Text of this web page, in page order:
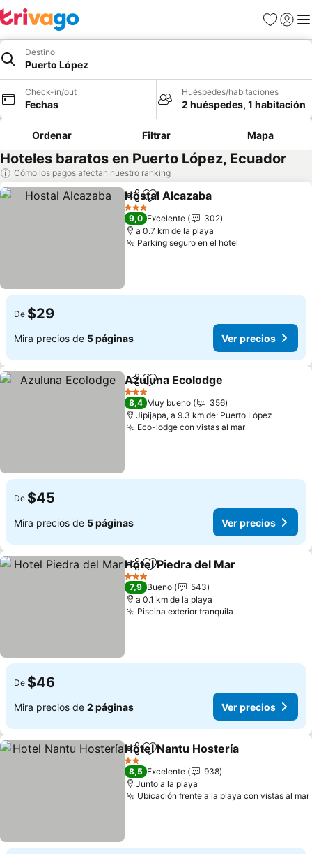
Favoritos
Iniciar
Destino
Puerto López
Check-in/out
Fechas
Huéspedes/habitaciones
2 huéspedes, 1 habitación
Ordenar Filtrar Mapa
Hoteles baratos en Puerto López, Ecuador
Cómo los pagos afectan nuestro ranking
CompartirAgregar a favoritos
Hostal Alcazaba
3 Estrellas
9,0 Excelente
302
a 0.7 km de la playa
Parking seguro en el hotel
De $29
Mira precios de 5 páginas Ver precios
CompartirAgregar a favoritos
Azuluna Ecolodge
3 Estrellas
8,4 Muy bueno
356
Jipijapa, a 9.3 km de: Puerto López
Eco-lodge con vistas al mar
De $45
Mira precios de 5 páginas Ver precios
CompartirAgregar a favoritos
Hotel Piedra del Mar
3 Estrellas
7,9 Bueno
543
a 0.1 km de la playa
Piscina exterior tranquila
De $46
Mira precios de 2 páginas Ver precios
CompartirAgregar a favoritos
Hotel Nantu Hostería
2 Estrellas
8,5 Excelente
938
Junto a la playa
Ubicación frente a la playa con vistas al mar